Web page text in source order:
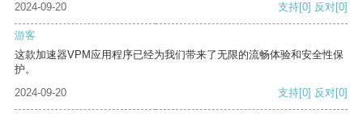
2024-09-20 支持[0] 反对[0]
游客
这款加速器VPM应用程序已经为我们带来了无限的流畅体验和安全性保
护。
2024-09-20
支持[0] 反对[0]